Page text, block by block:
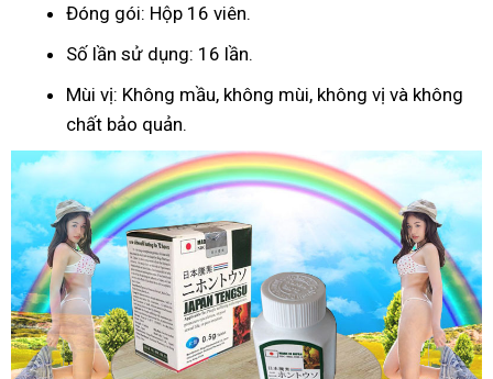
Đóng gói: Hộp 16 viên.
Số lần sử dụng: 16 lần.
Mùi vị: Không mầu, không mùi, không vị và không
chất bảo quản.